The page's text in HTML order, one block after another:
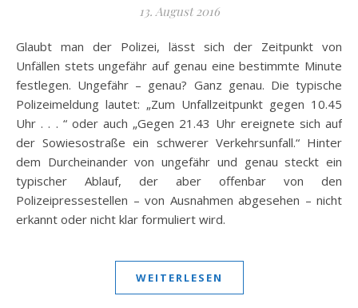
13. August 2016
Glaubt man der Polizei, lässt sich der Zeitpunkt von
Unfällen stets ungefähr auf genau eine bestimmte Minute
festlegen. Ungefähr – genau? Ganz genau. Die typische
Polizeimeldung lautet: „Zum Unfallzeitpunkt gegen 10.45
Uhr . . . “ oder auch „Gegen 21.43 Uhr ereignete sich auf
der Sowiesostraße ein schwerer Verkehrsunfall.“ Hinter
dem Durcheinander von ungefähr und genau steckt ein
typischer Ablauf, der aber offenbar von den
Polizeipressestellen – von Ausnahmen abgesehen – nicht
erkannt oder nicht klar formuliert wird.
WEITERLESEN